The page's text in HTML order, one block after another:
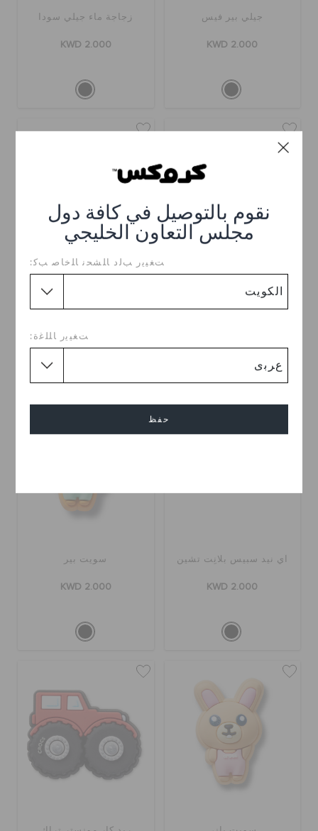
نقوم بالتوصيل في كافة دول
مجلس التعاون الخليجي
ﺖﻐﻴﻳﺭ ﺐﻟﺩ ﺎﻠﺸﺤﻧ ﺎﻠﺧﺎﺻ ﺐﻛ:
ﺖﻐﻴﻳﺭ ﺎﻠﻠﻏﺓ:
حفظ
جيلي بير فيس
KWD 2.000
زجاجة ماء جيلي سودا
KWD 2.000
جيلي آيس بوب أسْترونَوت يُونيكورن
آي نيد سبيس بلانِت تشين
KWD 2.000
سويت بير
KWD 2.000